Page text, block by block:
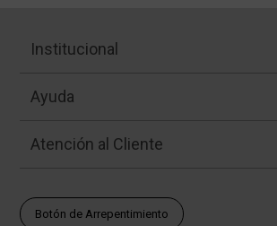
Institucional
Ayuda
Atención al Cliente
Botón de Arrepentimiento